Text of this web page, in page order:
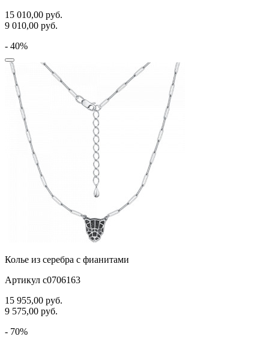
человечки
череп и кости
черепаха
яблочки
якорь
ящерки
15 010,00 руб.
9 010,00 руб.
- 40%
Колье из серебра с фианитами
Артикул с0706163
15 955,00 руб.
9 575,00 руб.
- 70%